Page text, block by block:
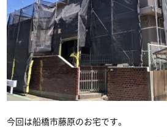
今回は船橋市藤原のお宅です。